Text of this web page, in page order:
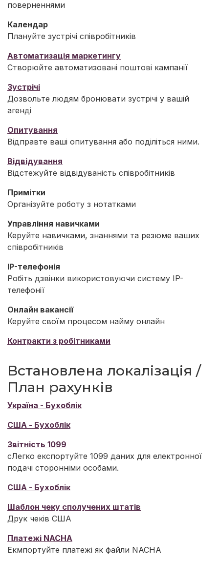
поверненнями
Календар
Плануйте зустрічі співробітників
Автоматизація маркетингу
Створюйте автоматизовані поштові кампанії
Зустрічі
Дозвольте людям бронювати зустрічі у вашій
агенді
Опитування
Відправте ваші опитування або поділіться ними.
Відвідування
Відстежуйте відвідуваність співробітників
Примітки
Організуйте роботу з нотатками
Управління навичками
Керуйте навичками, знаннями та резюме ваших
співробітників
IP-телефонія
Робіть дзвінки використовуючи систему IP-
телефонії
Онлайн вакансії
Керуйте своїм процесом найму онлайн
Контракти з робітниками
Встановлена локалізація /
План рахунків
Україна - Бухоблік
США - Бухоблік
Звітність 1099
сЛегко експортуйте 1099 даних для електронної
подачі сторонніми особами.
США - Бухоблік
Шаблон чеку сполучених штатів
Друк чеків США
Платежі NACHA
Екмпортуйте платежі як файли NACHA